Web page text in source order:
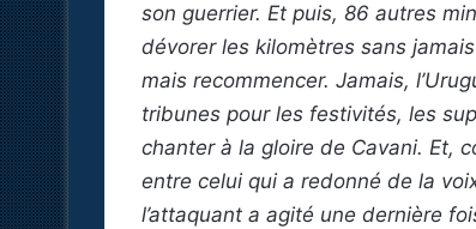
son guerrier. Et puis, 86 autres
dévorer les kilomètres sans
mais recommencer. Jamais,
tribunes pour les festivités, les
chanter à la gloire de Cavani. Et,
entre celui qui a redonné de la
l’attaquant a agité une dernière